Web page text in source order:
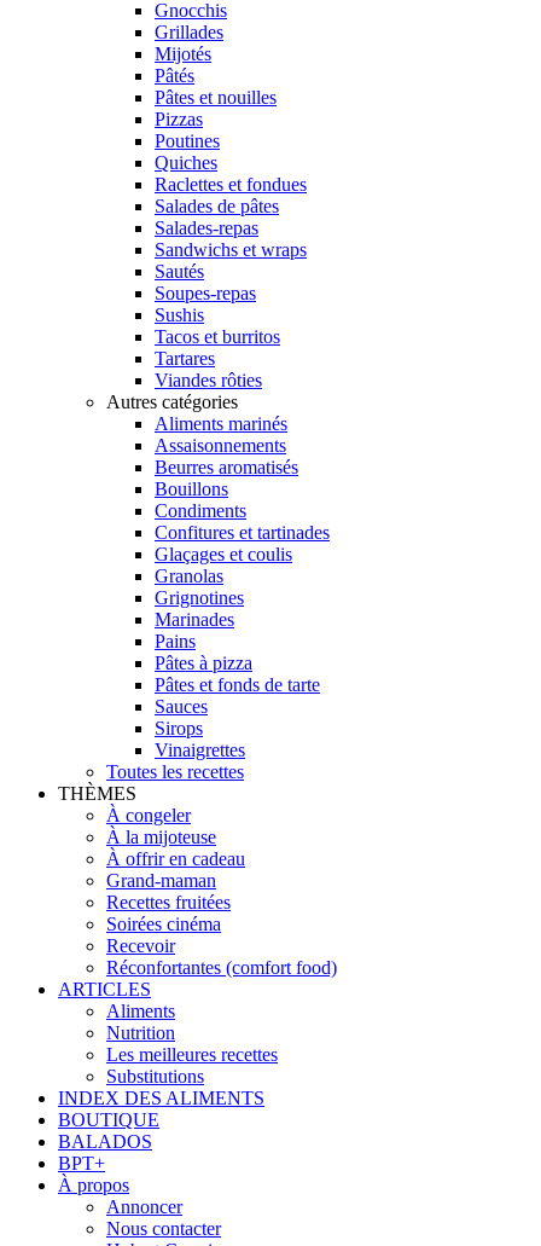
Gnocchis
Grillades
Mijotés
Pâtés
Pâtes et nouilles
Pizzas
Poutines
Quiches
Raclettes et fondues
Salades de pâtes
Salades-repas
Sandwichs et wraps
Sautés
Soupes-repas
Sushis
Tacos et burritos
Tartares
Viandes rôties
Autres catégories
Aliments marinés
Assaisonnements
Beurres aromatisés
Bouillons
Condiments
Confitures et tartinades
Glaçages et coulis
Granolas
Grignotines
Marinades
Pains
Pâtes à pizza
Pâtes et fonds de tarte
Sauces
Sirops
Vinaigrettes
Toutes les recettes
THÈMES
À congeler
À la mijoteuse
À offrir en cadeau
Grand-maman
Recettes fruitées
Soirées cinéma
Recevoir
Réconfortantes (comfort food)
ARTICLES
Aliments
Nutrition
Les meilleures recettes
Substitutions
INDEX DES ALIMENTS
BOUTIQUE
BALADOS
BPT+
À propos
Annoncer
Nous contacter